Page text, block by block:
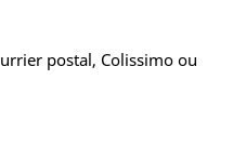
postal, Colissimo ou